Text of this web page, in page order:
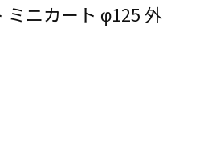
ミニカート φ125 外